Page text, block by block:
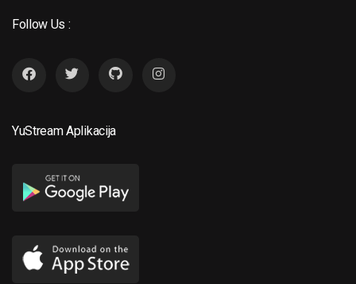
Follow Us :
YuStream Aplikacija